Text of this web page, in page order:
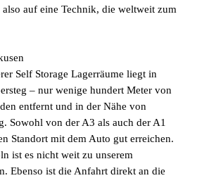
also auf eine Technik, die weltweit zum
Self Storage Lagerräume liegt in
– nur wenige hundert Meter von
entfernt und in der Nähe von
Sowohl von der A3 als auch der A1
Standort mit dem Auto gut erreichen.
ist es nicht weit zu unserem
Ebenso ist die Anfahrt direkt an die